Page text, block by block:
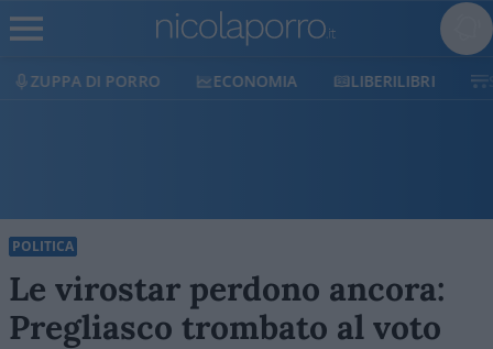
ECONOMIA LIBERILIBRI SHOP SOSTIENICI
POLITICA
Le virostar perdono ancora:
Pregliasco trombato al voto